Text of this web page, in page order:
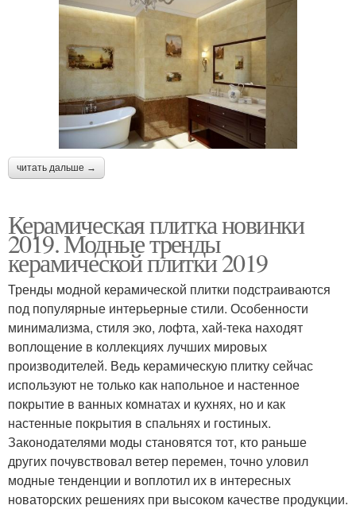
читать дальше →
Керамическая плитка новинки
2019. Модные тренды
керамической плитки 2019
Тренды модной керамической плитки подстраиваются
под популярные интерьерные стили. Особенности
минимализма, стиля эко, лофта, хай-тека находят
воплощение в коллекциях лучших мировых
производителей. Ведь керамическую плитку сейчас
используют не только как напольное и настенное
покрытие в ванных комнатах и кухнях, но и как
настенные покрытия в спальнях и гостиных.
Законодателями моды становятся тот, кто раньше
других почувствовал ветер перемен, точно уловил
модные тенденции и воплотил их в интересных
новаторских решениях при высоком качестве продукции.